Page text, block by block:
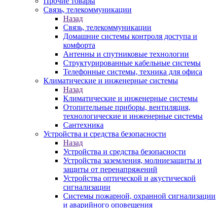
Связь, телекоммуникации
Назад
Связь, телекоммуникации
Домашние системы контроля доступа и
комфорта
Антенны и спутниковые технологии
Структурированные кабельные системы
Телефонные системы, техника для офиса
Климатические и инженерные системы
Назад
Климатические и инженерные системы
Отопительные приборы, вентиляция,
технологические и инженерные системы
Сантехника
Устройства и средства безопасности
Назад
Устройства и средства безопасности
Устройства заземления, молниезащиты и
защиты от перенапряжений
Устройства оптической и акустической
сигнализации
Системы пожарной, охранной сигнализации
и аварийного оповещения